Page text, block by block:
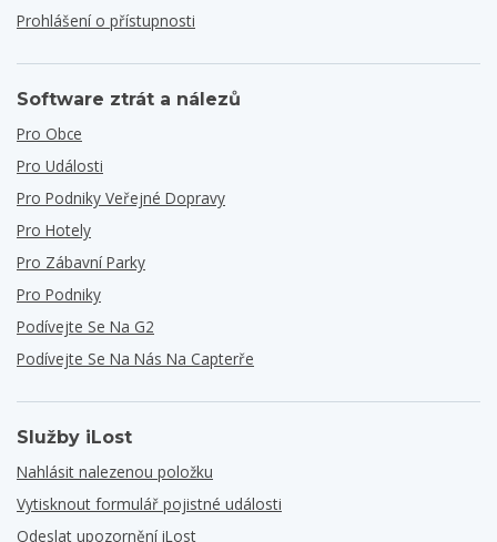
Prohlášení o přístupnosti
Software ztrát a nálezů
Pro Obce
Pro Události
Pro Podniky Veřejné Dopravy
Pro Hotely
Pro Zábavní Parky
Pro Podniky
Podívejte Se Na G2
Podívejte Se Na Nás Na Capterře
Služby iLost
Nahlásit nalezenou položku
Vytisknout formulář pojistné události
Odeslat upozornění iLost